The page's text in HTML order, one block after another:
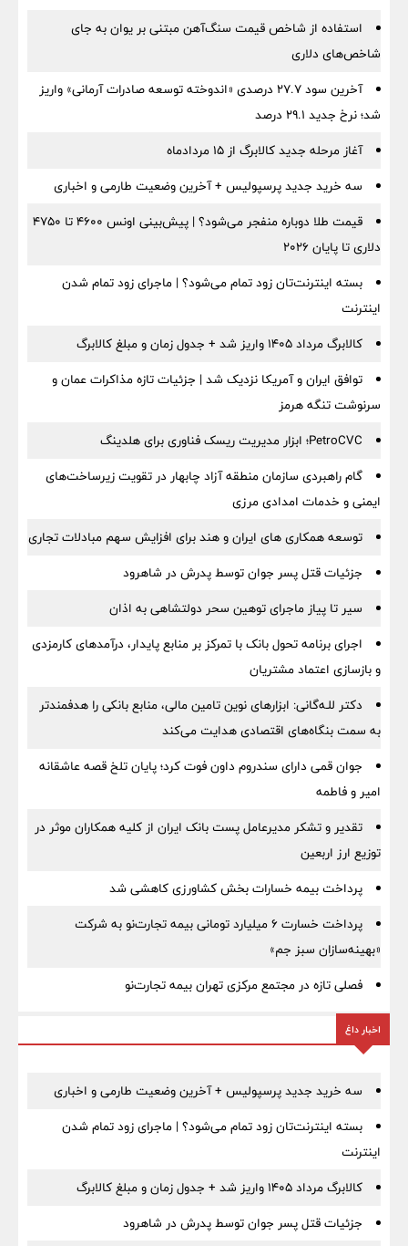
استفاده از شاخص قیمت سنگ‌آهن مبتنی بر یوان به جای
شاخص‌های دلاری
آخرین سود ۲۷.۷ درصدی «اندوخته توسعه صادرات آرمانی» واریز
شد؛ نرخ جدید ۲۹.۱ درصد
آغاز مرحله جدید کالابرگ از ۱۵ مردادماه
سه خرید جدید پرسپولیس + آخرین وضعیت طارمی و اخباری
قیمت طلا دوباره منفجر می‌شود؟ | پیش‌بینی اونس ۴۶۰۰ تا ۴۷۵۰
دلاری تا پایان ۲۰۲۶
بسته اینترنت‌تان زود تمام می‌شود؟ | ماجرای زود تمام شدن
اینترنت
کالابرگ مرداد ۱۴۰۵ واریز شد + جدول زمان و مبلغ کالابرگ
توافق ایران و آمریکا نزدیک شد | جزئیات تازه مذاکرات عمان و
سرنوشت تنگه هرمز
PetroCVC؛ ابزار مدیریت ریسک فناوری برای هلدینگ
گام راهبردی سازمان منطقه آزاد چابهار در تقویت زیرساخت‌های
ایمنی و خدمات امدادی مرزی
توسعه همکاری های ایران و هند برای افزایش سهم مبادلات تجاری
جزئیات قتل پسر جوان توسط پدرش در شاهرود
سیر تا پیاز ماجرای توهین سحر دولتشاهی به اذان
اجرای برنامه تحول بانک با تمرکز بر منابع پایدار، درآمدهای کارمزدی
و بازسازی اعتماد مشتریان
دکتر للـه‌گانی: ابزارهای نوین تامین مالی، منابع بانکی را هدفمندتر
به سمت بنگاه‌های اقتصادی هدایت می‌کند
جوان قمی دارای سندروم داون فوت کرد؛ پایان تلخ قصه عاشقانه
امیر و فاطمه
تقدیر و تشکر مدیرعامل پست بانک ایران از کلیه همکاران موثر در
توزیع ارز اربعین
پرداخت بیمه خسارات بخش کشاورزی کاهشی شد
پرداخت خسارت ۶ میلیارد تومانی بیمه تجارت‌نو به شرکت
«بهینه‌سازان سبز جم»
فصلی تازه در مجتمع مرکزی تهران بیمه تجارت‌نو
اخبار داغ
سه خرید جدید پرسپولیس + آخرین وضعیت طارمی و اخباری
بسته اینترنت‌تان زود تمام می‌شود؟ | ماجرای زود تمام شدن
اینترنت
کالابرگ مرداد ۱۴۰۵ واریز شد + جدول زمان و مبلغ کالابرگ
جزئیات قتل پسر جوان توسط پدرش در شاهرود